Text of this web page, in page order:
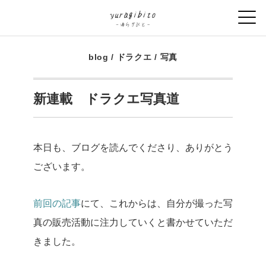
blog / ドラクエ / 写真
新連載 ドラクエ写真道
本日も、ブログを読んでくださり、ありがとう
ございます。
前回の記事にて、これからは、自分が撮った写
真の販売活動に注力していくと書かせていただ
きました。